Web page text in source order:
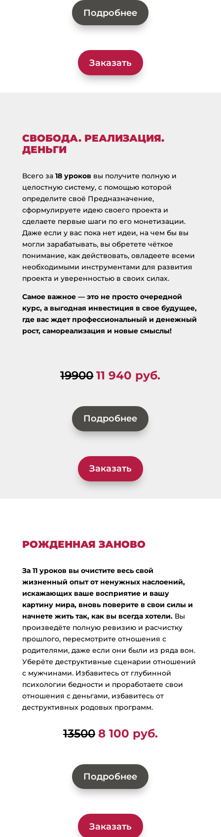
Подробнее
Заказать
СВОБОДА. РЕАЛИЗАЦИЯ.
ДЕНЬГИ
Всего за 18 уроков вы получите полную и
целостную систему, с помощью которой
определите своё Предназначение,
сформулируете идею своего проекта и
сделаете первые шаги по его монетизации.
Даже если у вас пока нет идеи, на чем бы вы
могли зарабатывать, вы обретете чёткое
понимание, как действовать, овладеете всеми
необходимыми инструментами для развития
проекта и уверенностью в своих силах.
Самое важное — это не просто очередной
курс, а выгодная инвестиция в свое будущее,
где вас ждет профессиональный и денежный
рост, самореализация и новые смыслы!
19900 11 940 руб.
Подробнее
Заказать
РОЖДЕННАЯ ЗАНОВО
За 11 уроков вы очистите весь свой
жизненный опыт от ненужных наслоений,
искажающих ваше восприятие и вашу
картину мира, вновь поверите в свои силы и
начнете жить так, как вы всегда хотели. Вы
произведёте полную ревизию и расчистку
прошлого, пересмотрите отношения с
родителями, даже если они были из ряда вон.
Уберёте деструктивные сценарии отношений
с мужчинами. Избавитесь от глубинной
психологии бедности и проработаете свои
отношения с деньгами, избавитесь от
деструктивных родовых программ.
13500 8 100 руб.
Подробнее
Заказать